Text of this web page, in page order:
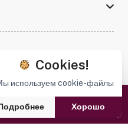
Избранное Корзина
-
:
Cookies!
используем cookie-файлы
Хорошо